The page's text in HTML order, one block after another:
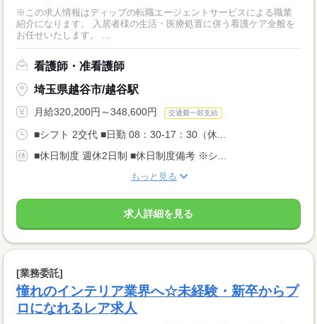
※この求人情報はディップの転職エージェントサービスによる職業
紹介になります。 入居者様の生活・医療処置に併う看護ケア全般を
お任せいたします。 ...
看護師・准看護師
埼玉県越谷市/越谷駅
月給320,200円～348,600円 交通費一部支給
■シフト 2交代 ■日勤 08：30-17：30（休...
■休日制度 週休2日制 ■休日制度備考 ※シ...
もっと見る
求人詳細を見る
[業務委託]
憧れのインテリア業界へ☆未経験・新卒からプ
ロになれるレア求人